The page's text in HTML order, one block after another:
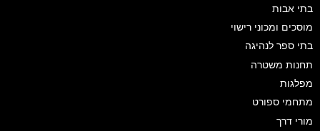
בתי אבות
מוסכים ומכוני רישוי
בתי ספר לנהיגה
תחנות משטרה
מפלגות
מתחמי ספורט
מורי דרך